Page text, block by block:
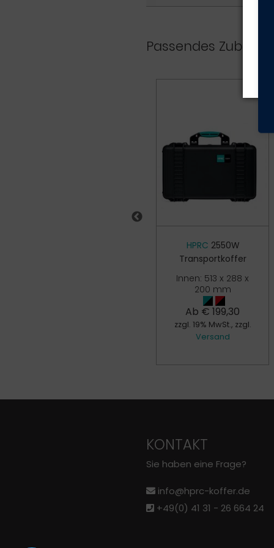
Passendes Zubehör
HPRC 2550W
Transportkoffer
Innen: 513 x 288 x
200 mm
Ab € 199,30
zzgl. 19% MwSt., zzgl.
Versand
KONTAKT
Sie haben eine Frage?
info@hprc-koffer.de
+49(0) 41 31 - 26 664 24